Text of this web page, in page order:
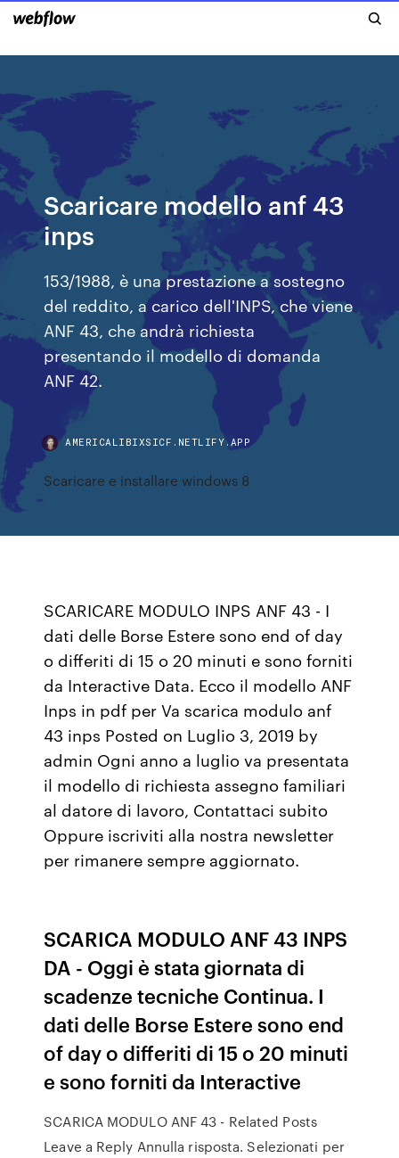
Scaricare modello anf 43
inps
153/1988, è una prestazione a sostegno
del reddito, a carico dell'INPS, che viene
ANF 43, che andrà richiesta
presentando il modello di domanda
ANF 42.
AMERICALIBIXSICF.NETLIFY.APP
Scaricare e installare windows 8
SCARICARE MODULO INPS ANF 43 - I
dati delle Borse Estere sono end of day
o differiti di 15 o 20 minuti e sono forniti
da Interactive Data. Ecco il modello ANF
Inps in pdf per Va scarica modulo anf
43 inps Posted on Luglio 3, 2019 by
admin Ogni anno a luglio va presentata
il modello di richiesta assegno familiari
al datore di lavoro, Contattaci subito
Oppure iscriviti alla nostra newsletter
per rimanere sempre aggiornato.
SCARICA MODULO ANF 43 INPS
DA - Oggi è stata giornata di
scadenze tecniche Continua. I
dati delle Borse Estere sono end
of day o differiti di 15 o 20 minuti
e sono forniti da Interactive
SCARICA MODULO ANF 43 - Related Posts
Leave a Reply Annulla risposta. Selezionati per